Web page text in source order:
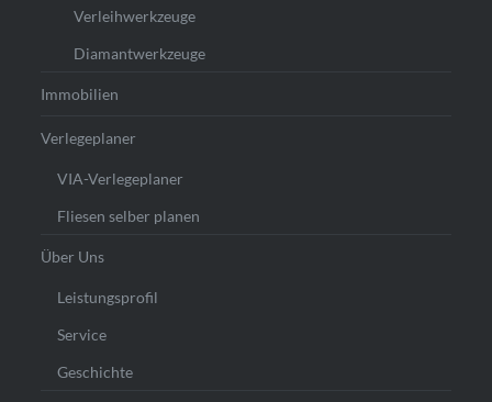
Verleihwerkzeuge
Diamantwerkzeuge
Immobilien
Verlegeplaner
VIA-Verlegeplaner
Fliesen selber planen
Über Uns
Leistungsprofil
Service
Geschichte